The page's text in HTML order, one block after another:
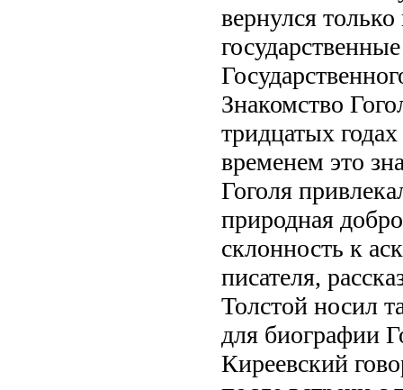
вернулся
Знакомство
тридцатых
временем это
Гоголя
природная
склонность к
писателя,
Толстой носил
для биографии
Киреевский